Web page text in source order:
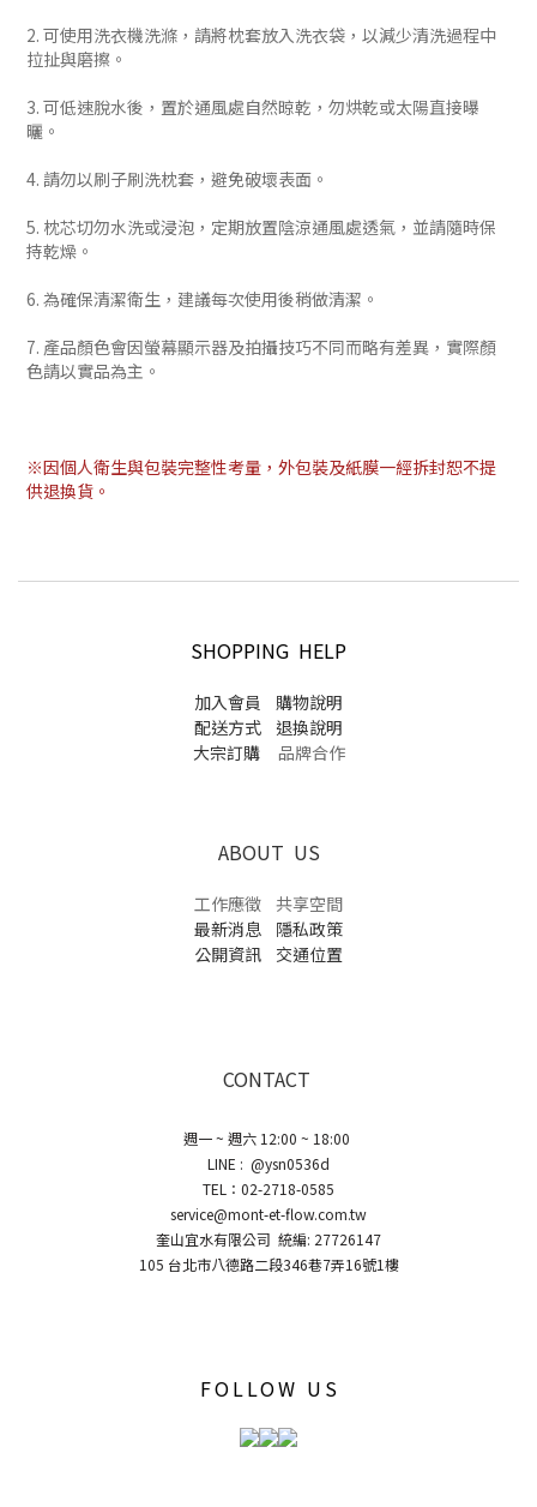
2. 可使用洗衣機洗滌，請將枕套放入洗衣袋，以減少清洗過程中
拉扯與磨擦。
3. 可低速脫水後，置於通風處自然晾乾，勿烘乾或太陽直接曝
曬。
4. 請勿以刷子刷洗枕套，避免破壞表面。
5. 枕芯切勿水洗或浸泡，定期放置陰涼通風處透氣，並請隨時保
持乾燥。
6. 為確保清潔衛生，建議每次使用後稍做清潔。
7. 產品顏色會因螢幕顯示器及拍攝技巧不同而略有差異，實際顏
色請以實品為主。
※因個人衛生與包裝完整性考量，外包裝及紙膜一經拆封恕不提
供退換貨。
SHOPPING HELP
加入會員
購物說明
配送方式
退換說明
大宗訂購品牌合作
ABOUT US
工作應徵 共享空間
最新消息
隱私政策
公開資訊
交通位置
CONTACT
週一 ~ 週六 12:00 ~ 18:00
LINE : @ysn0536d
TEL：02-2718-0585
service@mont-et-flow.com.tw
奎山宜水有限公司 統編: 27726147
105 台北市八德路二段346巷7弄16號1樓
FOLLOW US